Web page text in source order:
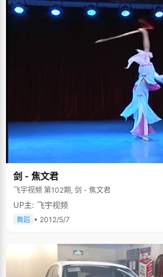
剑 - 焦文君
飞宇视频 第102期, 剑 - 焦文君
UP主: 飞宇视频
舞蹈 • 2012/5/7